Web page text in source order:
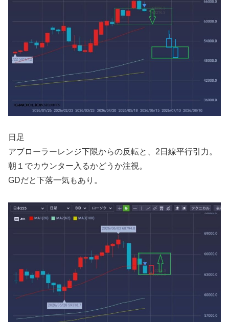
日足
アブローラーレンジ下限からの反転と、2日線平行引力。
朝１でカウンター入るかどうか注視。
GDだと下落一気もあり。